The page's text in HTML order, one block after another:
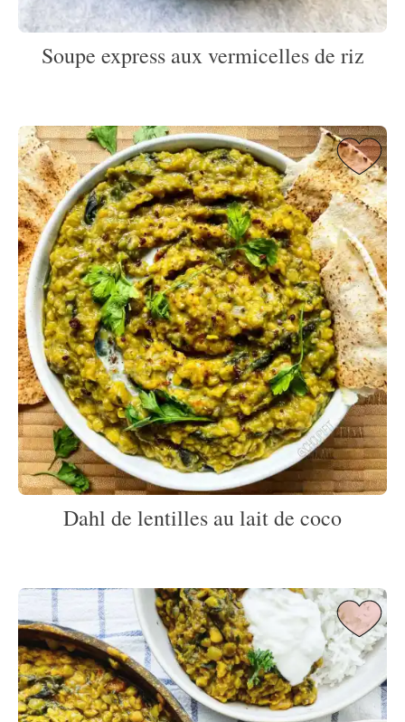
Soupe express aux vermicelles de riz
Dahl de lentilles au lait de coco